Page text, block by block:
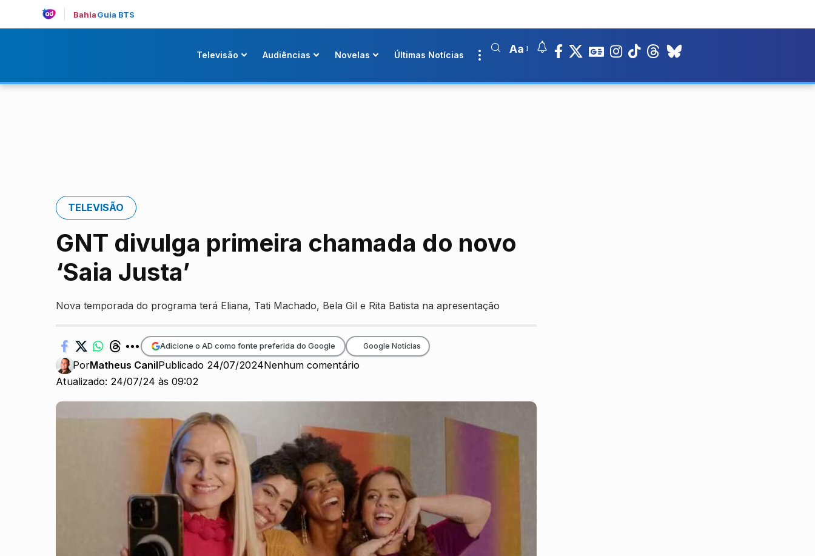
BahiaGuia BTS
Televisão Audiências Novelas Últimas Notícias Aa
TELEVISÃO
GNT divulga primeira chamada do novo
‘Saia Justa’
Nova temporada do programa terá Eliana, Tati Machado, Bela Gil e Rita Batista na apresentação
Atualizado: 24/07/24 às 09:02
PorMatheus CanilPublicado 24/07/2024Nenhum comentário
Adicione o AD como fonte preferida do Google Google Notícias